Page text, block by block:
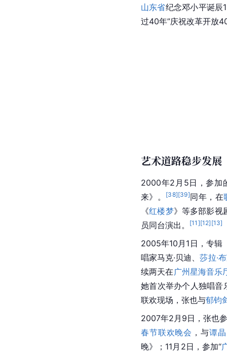
山东省纪念邓小平诞
过40年”庆祝改革开放
艺术道路稳步发展
2000年2月5日，参加
来》。
[38][39]同年，在
《红楼梦》等多部影视
员同台演出。
[11 ][12] [13]
2005年10月1日，专辑
唱家马克·贝迪、莎拉·
续两天在 广州星海音乐
她首次举办个人独唱音
联欢现场，张也与郁钧
2007年2月9日，张也
春节联欢晚会 ，与谭晶
晚》；11月2日，参加“